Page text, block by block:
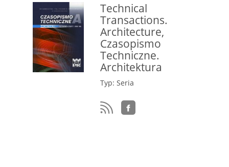
Technical
Transactions.
Architecture,
Czasopismo
Techniczne.
Architektura
Typ: Seria